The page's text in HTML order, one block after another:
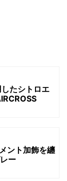
たシトロエ
ント加飾を纏
ー